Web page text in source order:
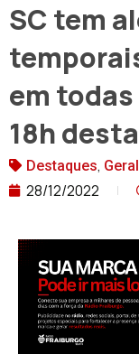
SC tem
em
18h
Destaques, Geral
28/12/2022